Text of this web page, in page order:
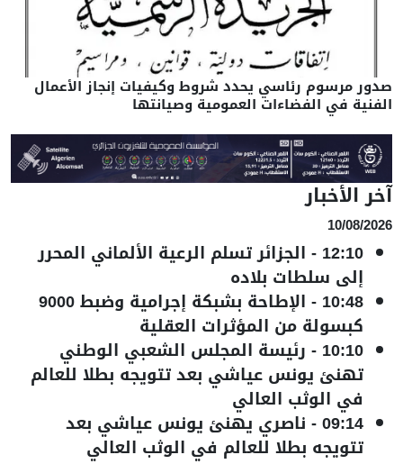
صدور مرسوم رئاسي يحدد شروط وكيفيات إنجاز الأعمال
الفنية في الفضاءات العمومية وصيانتها
آخر الأخبار
10/08/2026
12:10
- الجزائر تسلم الرعية الألماني المحرر
إلى سلطات بلاده
10:48
- الإطاحة بشبكة إجرامية وضبط 9000
كبسولة من المؤثرات العقلية
10:10
- رئيسة المجلس الشعبي الوطني
تهنئ يونس عياشي بعد تتويجه بطلا للعالم
في الوثب العالي
09:14
- ناصري يهنئ يونس عياشي بعد
تتويجه بطلا للعالم في الوثب العالي